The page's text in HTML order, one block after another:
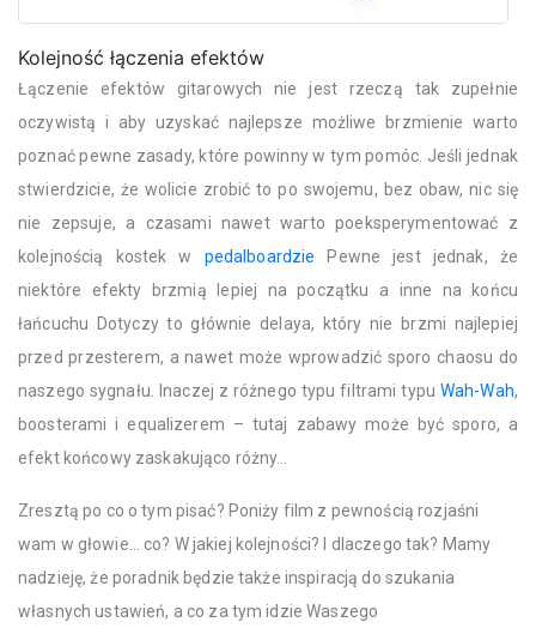
Kolejność łączenia efektów
Łączenie efektów gitarowych nie jest rzeczą tak zupełnie
oczywistą i aby uzyskać najlepsze możliwe brzmienie warto
poznać pewne zasady, które powinny w tym pomóc. Jeśli jednak
stwierdzicie, że wolicie zrobić to po swojemu, bez obaw, nic się
nie zepsuje, a czasami nawet warto poeksperymentować z
kolejnością kostek w pedalboardzie Pewne jest jednak, że
niektóre efekty brzmią lepiej na początku a inne na końcu
łańcuchu Dotyczy to głównie delaya, który nie brzmi najlepiej
przed przesterem, a nawet może wprowadzić sporo chaosu do
naszego sygnału. Inaczej z różnego typu filtrami typu Wah-Wah,
boosterami i equalizerem – tutaj zabawy może być sporo, a
efekt końcowy zaskakująco różny…
Zresztą po co o tym pisać? Poniży film z pewnością rozjaśni
wam w głowie… co? W jakiej kolejności? I dlaczego tak? Mamy
nadzieję, że poradnik będzie także inspiracją do szukania
własnych ustawień, a co za tym idzie Waszego